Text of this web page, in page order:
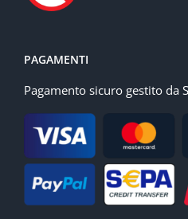
PAGAMENTI
Pagamento sicuro gestito da